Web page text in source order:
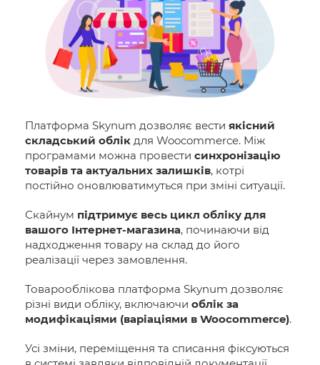
Платформа Skynum дозволяє вести якісний
складський облік для Woocommerce. Між
програмами можна провести синхронізацію
товарів та актуальних залишків, котрі
постійно оновлюватимуться при зміні ситуації.
Скайнум підтримує весь цикл обліку для
вашого Інтернет-магазина, починаючи від
надходження товару на склад до його
реалізації через замовлення.
Товарооблікова платформа Skynum дозволяє
різні види обліку, включаючи облік за
модифікаціями (варіаціями в Woocommerce).
Усі зміни, переміщення та списання фіксуються